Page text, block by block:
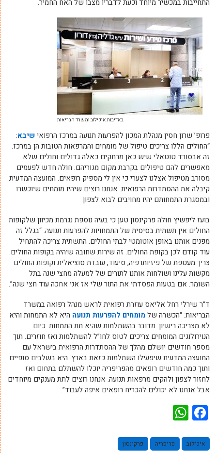
התחייבות במכשיר מיוחד וכעת לדבריו מצבו של האח החמיר.
באדיבות איכילוב ומשרד הבריאות
פרופ’ שרון חסין מנהלת המכון להפרעות תנועה במרכז הרפואישיבא:
“החולים הללו צריכים טיפול של מומחים והמרפאות הטובות הן במרכז.
זה אבסורד טוטאלי שיש כאן מרחקים כאלה גדולים וחולים שלא
מאפשרים להם טיפולים בקרבת מקום מגוריהם. חולה חדש לפעמים
מסורב מטיפול אצלנו לצערי כי אין לי מספיק רופאים. המועצה המדעית
קיבלה את ההסתדרות הרפואית. אנחנו רוצים שיהיו מומחים שיוכשרו
ובמסגרת התמחותם יהיו מחויבים לבוא לצפון
בועז ליפשיץ חולה פרקינסון טען כי בעיה נוספת נגרמת מכיוון שלקופות
החולים אין תשתית בסיסית של התמחויות להפרעות תנועה. “בגלל זה
מפנים אותנו באופן אוטומטי לבתי החולים. התשתית צריכה להתחיל
עוד קודם לכן בקופת החולים. זה שירות שחובה שיהיה בקופות החולים.
צריך מעטפת של פיזיותרפיה, סיעוד, עובדת סוציאלית וקופות החולים
מקשות עלינו ושולחות אותנו לתורים של למעלה מחצי שנה בתל
השומר. אם בטעות הפסדתי את התור שלי אז אני אחכה עוד חצי שנה”.
ד”ר שירלי רחל אליאס עוזרת רפואית לראש מנהל רפואה במשרד
הבריאות: “הכשרה שלמומחים להפרעות תנועה היא לא התמחות והיא
לא מצריכה רישיון. מדובר בהשתלמות שהיא תת התמחות. כיום
הנוירולוגים המומחים צריכים לטוס לחו”ל להשתלמות ואז חוזרים. תוך
מספר חודשים יושלם מהלך של ההסתדרות הרפואית בישראל עם
המועצה המדעית שיפעילו השתלמות כזאת בארץ. היא בשלבים סופיים
ותוך כמה חודשים רופאים מהפריפריה יוכלו להשתלם בתחום ואז
לחזור לצפון ולהקים מרפאות תנועה. אנחנו רוצים לתת מענקים מיוחדים
אבל אנחנו לא יכולים להכריח רופאים איפה לעבוד”.
Facebook
איכילוב פריפריה פרקינסון